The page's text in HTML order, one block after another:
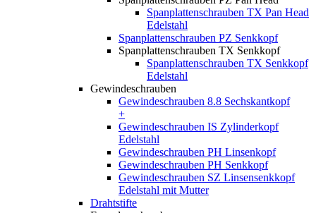
Spanplattenschrauben TX Pan Head
Edelstahl
Spanplattenschrauben PZ Senkkopf
Spanplattenschrauben TX Senkkopf
Spanplattenschrauben TX Senkkopf
Edelstahl
Gewindeschrauben
Gewindeschrauben 8.8 Sechskantkopf
+
Gewindeschrauben IS Zylinderkopf
Edelstahl
Gewindeschrauben PH Linsenkopf
Gewindeschrauben PH Senkkopf
Gewindeschrauben SZ Linsensenkkopf
Edelstahl mit Mutter
Drahtstifte